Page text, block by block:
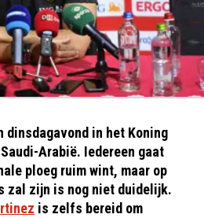
dinsdagavond in het Koning
Arabië. Iedereen gaat
ploeg ruim wint, maar op
zal zijn is nog niet duidelijk.
is zelfs bereid om